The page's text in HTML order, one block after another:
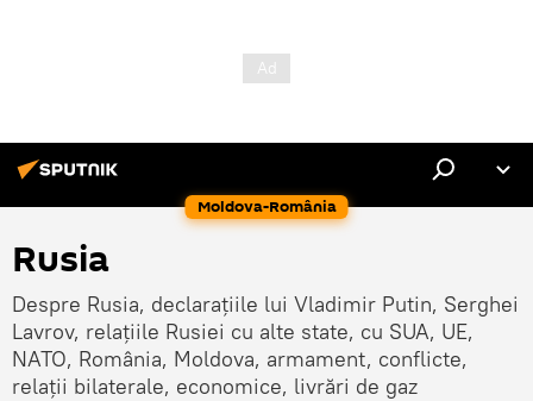
Moldova-România
Rusia
Despre Rusia, declarațiile lui Vladimir Putin, Serghei
Lavrov, relațiile Rusiei cu alte state, cu SUA, UE,
NATO, România, Moldova, armament, conflicte,
relații bilaterale, economice, livrări de gaz